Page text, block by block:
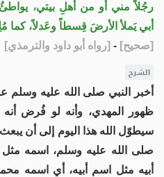
رجُلاً مني أو من أهلِ بيتي،
أبي يَملأ الأرضَ قِسطاً وعَدلاً، كما
[صحيح]
-
[رواه أبو داود والترمذي]
الشرح
أخبر النبي صلى الله عليه
ظهور المهدي، وأنه لو فُرض أنه
سيطوّل الله هذا اليوم إلى أن
صلى الله عليه وسلم، اسمه مثل
أبيه مثل اسم أبيه، أي اسمه